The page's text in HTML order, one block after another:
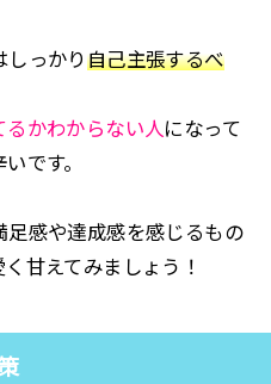
しっかり 自己主張するべ
るかわからない人 になって
です。
足感や達成感を感じるもの
甘えてみましょう！